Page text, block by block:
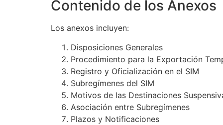
Contenido de los Anexos
Los anexos incluyen:
Disposiciones Generales
Procedimiento para la Exportación
Registro y Oficialización en el SIM
Subregímenes del SIM
Motivos de las Destinaciones
Asociación entre Subregímenes
Plazos y Notificaciones